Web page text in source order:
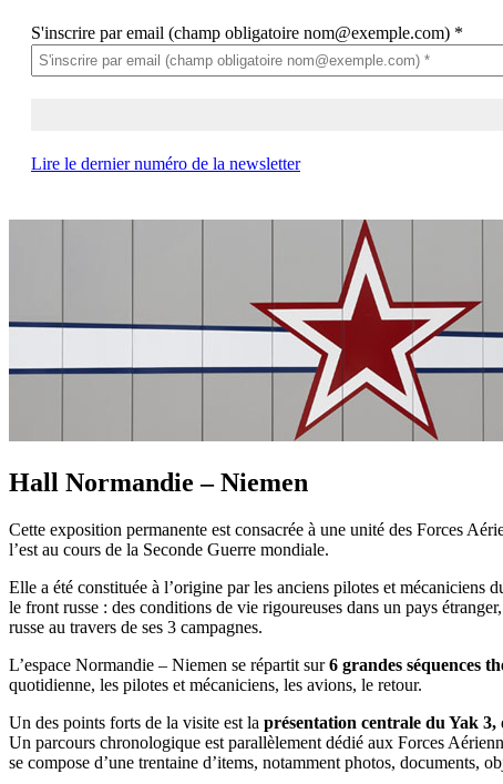
S'inscrire par email (champ obligatoire nom@exemple.com) *
Lire le dernier numéro de la newsletter
Hall Normandie – Niemen
Cette exposition permanente est consacrée à une unité des Forces
l’est au cours de la Seconde Guerre mondiale.
Elle a été constituée à l’origine par les anciens pilotes et
le front russe : des conditions de vie rigoureuses dans un pays
russe au travers de ses 3 campagnes.
L’espace Normandie – Niemen se répartit sur6 grandes séquences
quotidienne, les pilotes et mécaniciens, les avions, le retour.
Un des points forts de la visite est la présentation centrale du Yak 3,
Un parcours chronologique est parallèlement dédié aux Forces
se compose d’une trentaine d’items, notamment photos, documents,